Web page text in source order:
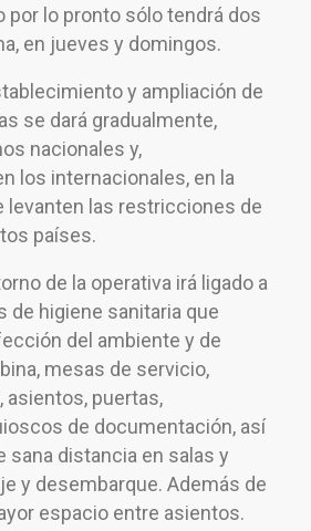
por lo pronto sólo tendrá dos
en jueves y domingos.
y ampliación de
se dará gradualmente,
nacionales y,
los internacionales, en la
levanten las restricciones de
países.
de la operativa irá ligado a
de higiene sanitaria que
del ambiente y de
mesas de servicio,
puertas,
de documentación, así
sana distancia en salas y
y desembarque. Además de
espacio entre asientos.